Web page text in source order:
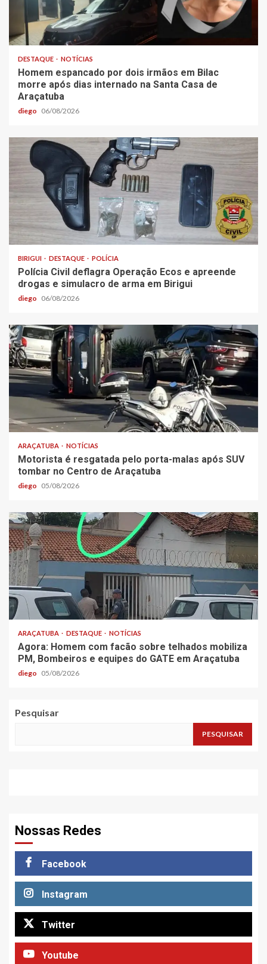
DESTAQUE NOTÍCIAS
Homem espancado por dois irmãos em Bilac
morre após dias internado na Santa Casa de
Araçatuba
diego 06/08/2026
BIRIGUI DESTAQUE POLÍCIA
Polícia Civil deflagra Operação Ecos e apreende
drogas e simulacro de arma em Birigui
diego 06/08/2026
ARAÇATUBA NOTÍCIAS
Motorista é resgatada pelo porta-malas após SUV
tombar no Centro de Araçatuba
diego 05/08/2026
ARAÇATUBA DESTAQUE NOTÍCIAS
Agora: Homem com facão sobre telhados mobiliza
PM, Bombeiros e equipes do GATE em Araçatuba
diego 05/08/2026
Pesquisar
PESQUISAR
Nossas Redes
Facebook
Instagram
Twitter
Youtube